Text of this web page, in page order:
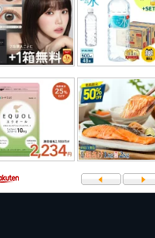
パチ組塗装★PLAMAX 1/72 バトロイド